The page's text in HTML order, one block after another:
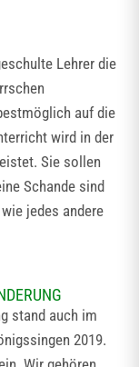
Lehrer die
auf die
wird in der
Sie sollen
Schande sind
jedes andere
stand auch im
2019.